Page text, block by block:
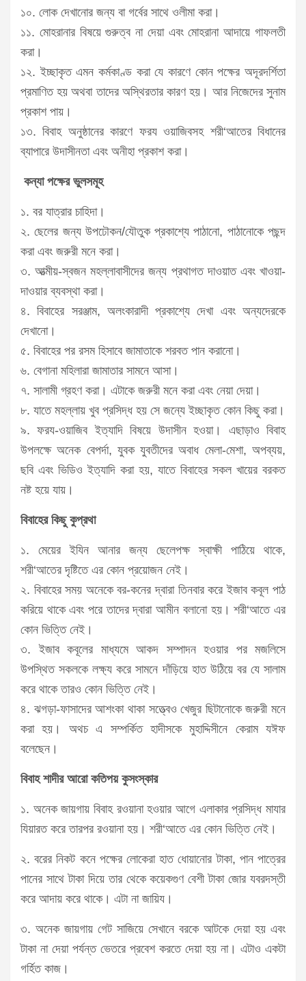
১০. লোক দেখানোর জন্য বা গর্বের সাথে ওলীমা করা।
১১. মোহরানার বিষয়ে গুরুত্ব না দেয়া এবং মোহরানা আদায়ে গাফলতী
করা।
১২. ইচ্ছাকৃত এমন কর্মকাণ্ড করা যে কারণে কোন পক্ষের অদূরদর্শিতা
প্রমাণিত হয় অথবা তাদের অস্থিরতার কারণ হয়। আর নিজেদের সুনাম
প্রকাশ পায়।
১৩. বিবাহ অনুষ্ঠানের কারণে ফরয ওয়াজিবসহ শরী‘আতের বিধানের
ব্যাপারে উদাসীনতা এবং অনীহা প্রকাশ করা।
কন্যা পক্ষের ভুলসমূহ
১. বর যাত্রার চাহিদা।
২. ছেলের জন্য উপঢৌকন/যৌতুক প্রকাশ্যে পাঠানো, পাঠানোকে পছন্দ
করা এবং জরুরী মনে করা।
৩. আত্মীয়-স্বজন মহল্লাবাসীদের জন্য প্রথাগত দাওয়াত এবং খাওয়া-
দাওয়ার ব্যবস্থা করা।
৪. বিবাহের সরঞ্জাম, অলংকারাদী প্রকাশ্যে দেখা এবং অন্যদেরকে
দেখানো।
৫. বিবাহের পর রসম হিসাবে জামাতাকে শরবত পান করানো।
৬. বেগানা মহিলারা জামাতার সামনে আসা।
৭. সালামী গ্রহণ করা। এটাকে জরুরী মনে করা এবং নেয়া দেয়া।
৮. যাতে মহল্লায় খুব প্রসিদ্ধ হয় সে জন্যে ইচ্ছাকৃত কোন কিছু করা।
৯. ফরয-ওয়াজিব ইত্যাদি বিষয়ে উদাসীন হওয়া। এছাড়াও বিবাহ
উপলক্ষে অনেক বেপর্দা, যুবক যুবতীদের অবাধ মেলা-মেশা, অপব্যয়,
ছবি এবং ভিডিও ইত্যাদি করা হয়, যাতে বিবাহের সকল খায়ের বরকত
নষ্ট হয়ে যায়।
বিবাহের কিছু কুপ্রথা
১. মেয়ের ইযিন আনার জন্য ছেলেপক্ষ স্বাক্ষী পাঠিয়ে থাকে,
শরী‘আতের দৃষ্টিতে এর কোন প্রয়োজন নেই।
২. বিবাহের সময় অনেকে বর-কনের দ্বারা তিনবার করে ইজাব কবূল পাঠ
করিয়ে থাকে এবং পরে তাদের দ্বারা আমীন বলানো হয়। শরী‘আতে এর
কোন ভিত্তি নেই।
৩. ইজাব কবূলের মাধ্যমে আকদ সম্পাদন হওয়ার পর মজলিসে
উপস্থিত সকলকে লক্ষ্য করে সামনে দাঁড়িয়ে হাত উঠিয়ে বর যে সালাম
করে থাকে তারও কোন ভিত্তি নেই।
৪. ঝগড়া-ফাসাদের আশংকা থাকা সত্ত্বেও খেজুর ছিটানোকে জরুরী মনে
করা হয়। অথচ এ সম্পর্কিত হাদীসকে মুহাদ্দিসীনে কেরাম যঈফ
বলেছেন।
বিবাহ শাদীর আরো কতিপয় কুসংস্কার
১. অনেক জায়গায় বিবাহ রওয়ানা হওয়ার আগে এলাকার প্রসিদ্ধ মাযার
যিয়ারত করে তারপর রওয়ানা হয়। শরী‘আতে এর কোন ভিত্তি নেই।
২. বরের নিকট কনে পক্ষের লোকেরা হাত ধোয়ানোর টাকা, পান পাত্রের
পানের সাথে টাকা দিয়ে তার থেকে কয়েকগুণ বেশী টাকা জোর যবরদস্তী
করে আদায় করে থাকে। এটা না জায়িয।
৩. অনেক জায়গায় গেট সাজিয়ে সেখানে বরকে আটকে দেয়া হয় এবং
টাকা না দেয়া পর্যন্ত ভেতরে প্রবেশ করতে দেয়া হয় না। এটাও একটা
গর্হিত কাজ।